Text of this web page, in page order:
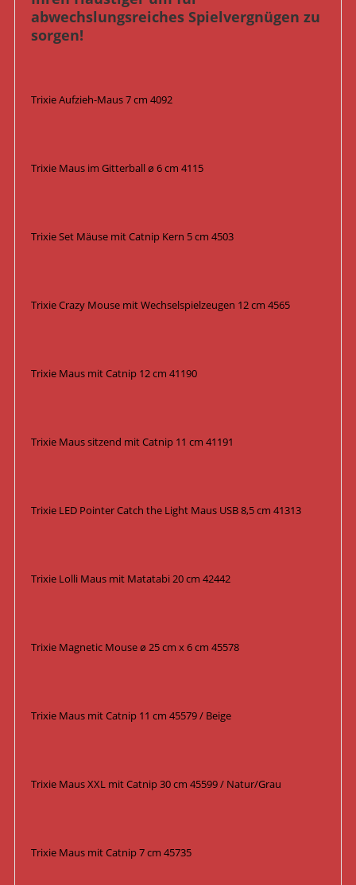
abwechslungsreiches Spielvergnügen zu
sorgen!
Trixie Aufzieh-Maus 7 cm 4092
Trixie Maus im Gitterball ø 6 cm 4115
Trixie Set Mäuse mit Catnip Kern 5 cm 4503
Trixie Crazy Mouse mit Wechselspielzeugen 12 cm 4565
Trixie Maus mit Catnip 12 cm 41190
Trixie Maus sitzend mit Catnip 11 cm 41191
Trixie LED Pointer Catch the Light Maus USB 8,5 cm 41313
Trixie Lolli Maus mit Matatabi 20 cm 42442
Trixie Magnetic Mouse ø 25 cm x 6 cm 45578
Trixie Maus mit Catnip 11 cm 45579 / Beige
Trixie Maus XXL mit Catnip 30 cm 45599 / Natur/Grau
Trixie Maus mit Catnip 7 cm 45735